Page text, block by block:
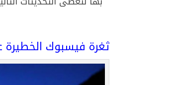
ثغرة فيسبوك